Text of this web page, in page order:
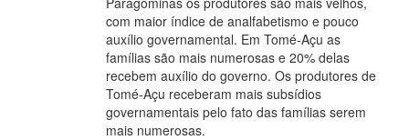
com maior índice de analfabetismo e pouco
auxílio governamental. Em Tomé-Açu as
famílias são mais numerosas e 20% delas
recebem auxílio do governo. Os produtores de
Tomé-Açu receberam mais subsídios
governamentais pelo fato das famílias serem
mais numerosas.